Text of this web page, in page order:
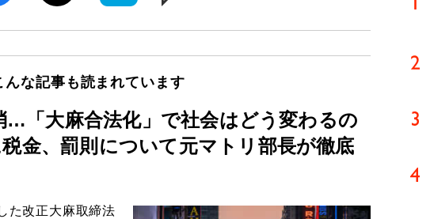
んな記事も読まれています
…「大麻合法化」で社会はどう変わるの
金、罰則について元マトリ部長が徹底
た改正大麻取締法